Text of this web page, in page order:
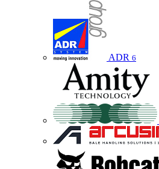
ADR 6